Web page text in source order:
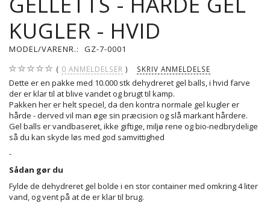
KUGLER - HVID
MODEL/VARENR.: GZ-7-0001
0 ANMELDELSER SKRIV ANMELDELSE
Dette er en pakke med 10.000 stk dehydreret gel balls, i hvid farve
der er klar til at blive vandet og brugt til kamp.
Pakken her er helt speciel, da den kontra normale gel kugler er
hårde - derved vil man øge sin præcision og slå markant hårdere.
Gel balls er vandbaseret, ikke giftige, miljø rene og bio-nedbrydelige
så du kan skyde løs med god samvittighed
-
Sådan gør du
Fylde de dehydreret gel bolde i en stor container med omkring 4 liter
vand, og vent på at de er klar til brug.